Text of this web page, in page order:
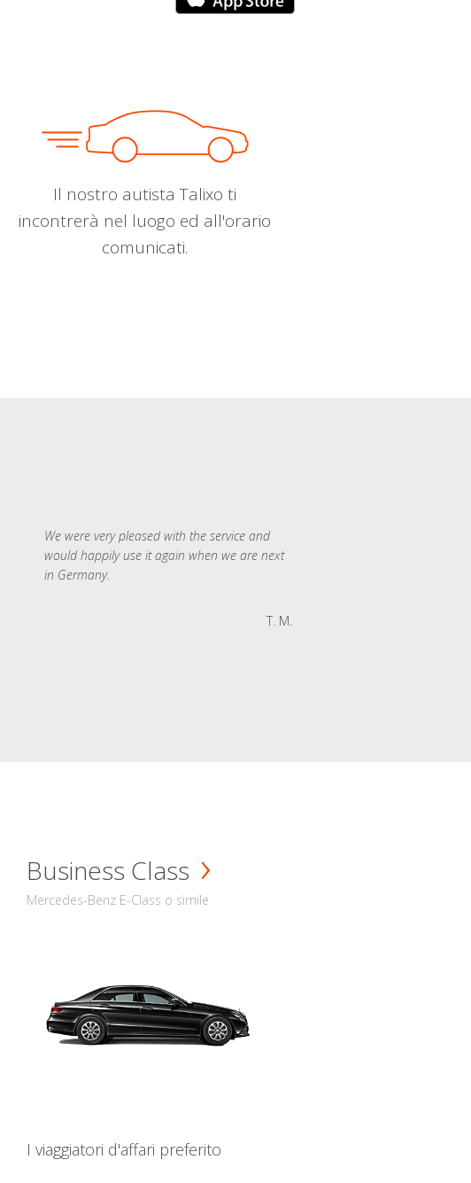
Il nostro autista Talixo ti
incontrerà nel luogo ed all'orario
comunicati.
We were very pleased with the service and
would happily use it again when we are next
in Germany.
T. M.
Business Class
Mercedes-Benz E-Class o simile
I viaggiatori d'affari preferito